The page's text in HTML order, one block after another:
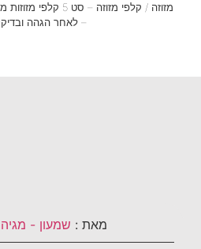
מזוזה
– לאחר הגהה
מאת : שמעון -